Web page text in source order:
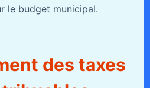
le budget municipal.
des taxes